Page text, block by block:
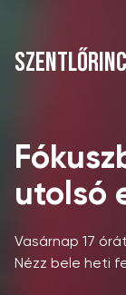
SZENTLŐRINC
utolsó
Vasárnap 17
Nézz bele heti